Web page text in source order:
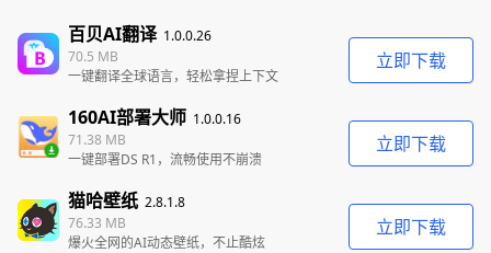
百贝AI翻译1.0.0.26
70.5 MB
一键翻译全球语言，轻松拿捏上下文
立即下载
160AI部署大师 1.0.0.16
71.38 MB
一键部署DS R1，流畅使用不崩溃
立即下载
猫哈壁纸 2.8.1.8
76.33 MB
爆火全网的AI动态壁纸，不止酷炫
立即下载